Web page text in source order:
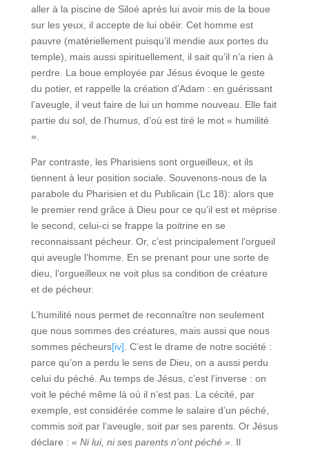
aller à la piscine de Siloé après lui avoir mis de la boue
sur les yeux, il accepte de lui obéir. Cet homme est
pauvre (matériellement puisqu’il mendie aux portes du
temple), mais aussi spirituellement, il sait qu’il n’a rien à
perdre. La boue employée par Jésus évoque le geste
du potier, et rappelle la création d’Adam : en guérissant
l’aveugle, il veut faire de lui un homme nouveau. Elle fait
partie du sol, de l’humus, d’où est tiré le mot « humilité
».
Par contraste, les Pharisiens sont orgueilleux, et ils
tiennent à leur position sociale. Souvenons-nous de la
parabole du Pharisien et du Publicain (Lc 18): alors que
le premier rend grâce à Dieu pour ce qu’il est et méprise
le second, celui-ci se frappe la poitrine en se
reconnaissant pécheur. Or, c’est principalement l’orgueil
qui aveugle l’homme. En se prenant pour une sorte de
dieu, l’orgueilleux ne voit plus sa condition de créature
et de pécheur.
L’humilité nous permet de reconnaître non seulement
que nous sommes des créatures, mais aussi que nous
sommes pécheurs[iv] . C’est le drame de notre société :
parce qu’on a perdu le sens de Dieu, on a aussi perdu
celui du péché. Au temps de Jésus, c’est l’inverse : on
voit le péché même là où il n’est pas. La cécité, par
exemple, est considérée comme le salaire d’un péché,
commis soit par l’aveugle, soit par ses parents. Or Jésus
déclare : « Ni lui, ni ses parents n’ont péché » . Il